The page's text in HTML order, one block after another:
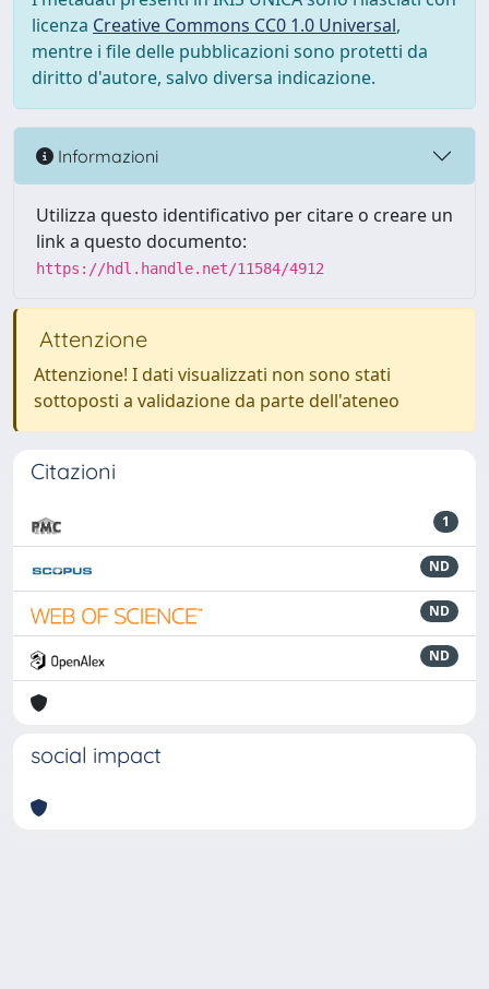
licenza Creative Commons CC0 1.0 Universal,
mentre i file delle pubblicazioni sono protetti da
diritto d'autore, salvo diversa indicazione.
Informazioni
Utilizza questo identificativo per citare o creare un
link a questo documento:
https://hdl.handle.net/11584/4912
Attenzione
Attenzione! I dati visualizzati non sono stati
sottoposti a validazione da parte dell'ateneo
Citazioni
1
ND
ND
ND
social impact